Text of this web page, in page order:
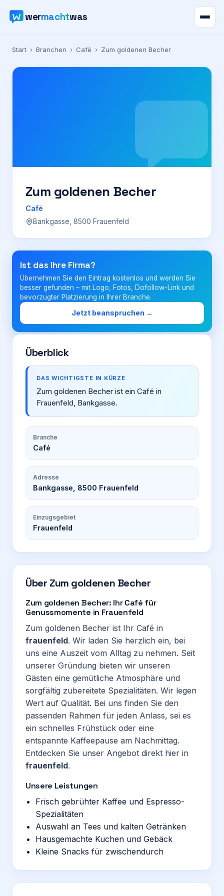
wermachtwas
Verzeichnis
Karte
Preise
Für Firmen
Login
Firma eintragen
Start › Branchen › Café › Zum goldenen Becher
Zum goldenen Becher
Café
Bankgasse, 8500 Frauenfeld
Ist das Ihre Firma?
Übernehmen Sie den Eintrag kostenlos und werden Sie
besser gefunden – mit Logo, Fotos, Dofollow-Link und
bevorzugter Platzierung in Ihrer Branche.
Jetzt beanspruchen →
Überblick
DAS WICHTIGSTE IN KÜRZE
Zum goldenen Becher ist ein Café in
Frauenfeld, Bankgasse.
Branche
Café
Adresse
Bankgasse, 8500 Frauenfeld
Einzugsgebiet
Frauenfeld
Über Zum goldenen Becher
Zum goldenen Becher: Ihr Café für
Genussmomente in Frauenfeld
Zum goldenen Becher ist Ihr Café in
frauenfeld. Wir laden Sie herzlich ein, bei
uns eine Auszeit vom Alltag zu nehmen. Seit
unserer Gründung bieten wir unseren
Gästen eine gemütliche Atmosphäre und
sorgfältig zubereitete Spezialitäten. Wir legen
Wert auf Qualität. Bei uns finden Sie den
passenden Rahmen für jeden Anlass, sei es
ein schnelles Frühstück oder eine
entspannte Kaffeepause am Nachmittag.
Entdecken Sie unser Angebot direkt hier in
frauenfeld.
Unsere Leistungen
Frisch gebrühter Kaffee und Espresso-
Spezialitäten
Auswahl an Tees und kalten Getränken
Hausgemachte Kuchen und Gebäck
Kleine Snacks für zwischendurch